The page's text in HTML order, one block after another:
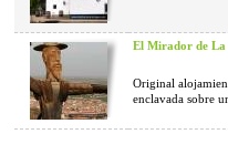
El Mirador de La
Original
enclavada sobre